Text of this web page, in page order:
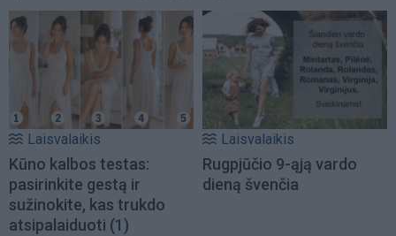
Laisvalaikis
Kūno kalbos testas:
pasirinkite gestą ir
sužinokite, kas trukdo
atsipalaiduoti (1)
Laisvalaikis
Rugpjūčio 9-ąją vardo
dieną švenčia